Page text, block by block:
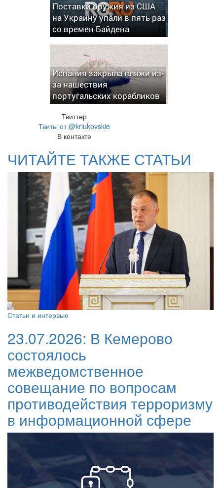
Поставки оружия из США
на Украину упали в пять раз
со времен Байдена
Испания закрыла пляжи из-
за нашествия
португальских корабликов
Твиттер
Твиты от @kriukovskie
В контакте
ЧИТАЙТЕ ТАКЖЕ СТАТЬИ
Статьи и интервью
23.07.2026: В Кемерово
состоялось
межведомственное
совещание по вопросам
противодействия терроризму
в информационной сфере